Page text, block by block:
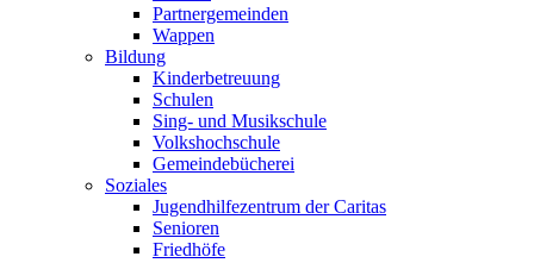
Partnergemeinden
Wappen
Bildung
Kinderbetreuung
Schulen
Sing- und Musikschule
Volkshochschule
Gemeindebücherei
Soziales
Jugendhilfezentrum der Caritas
Senioren
Friedhöfe